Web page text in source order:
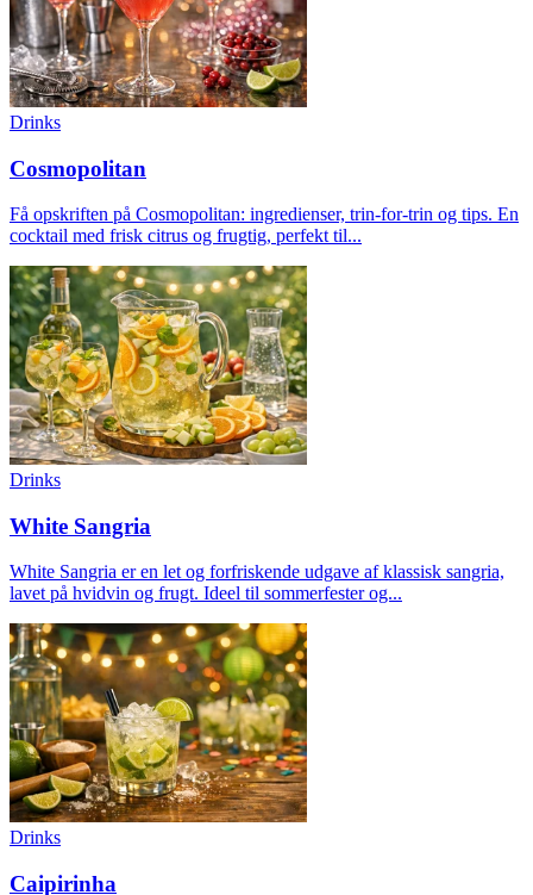
Drinks
Cosmopolitan
Få opskriften på Cosmopolitan: ingredienser, trin-for-trin og tips. En
cocktail med frisk citrus og frugtig, perfekt til...
Drinks
White Sangria
White Sangria er en let og forfriskende udgave af klassisk sangria,
lavet på hvidvin og frugt. Ideel til sommerfester og...
Drinks
Caipirinha